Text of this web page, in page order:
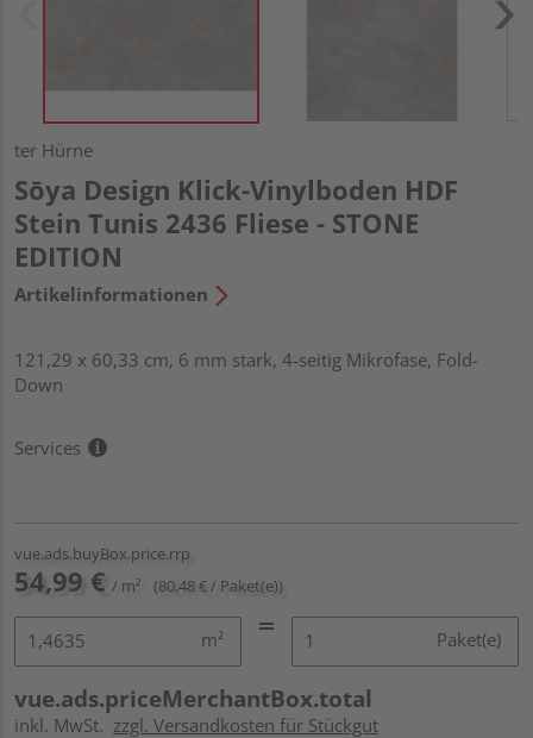
ter Hürne
Sōya Design Klick-Vinylboden HDF
Stein Tunis 2436 Fliese - STONE
EDITION
Artikelinformationen
121,29 x 60,33 cm, 6 mm stark, 4-seitig Mikrofase, Fold-
Down
Services
vue.ads.buyBox.price.rrp
54,99 € / m² (80,48 € / Paket(e))
m² Paket(e)
vue.ads.priceMerchantBox.total
inkl. MwSt. zzgl. Versandkosten für Stückgut